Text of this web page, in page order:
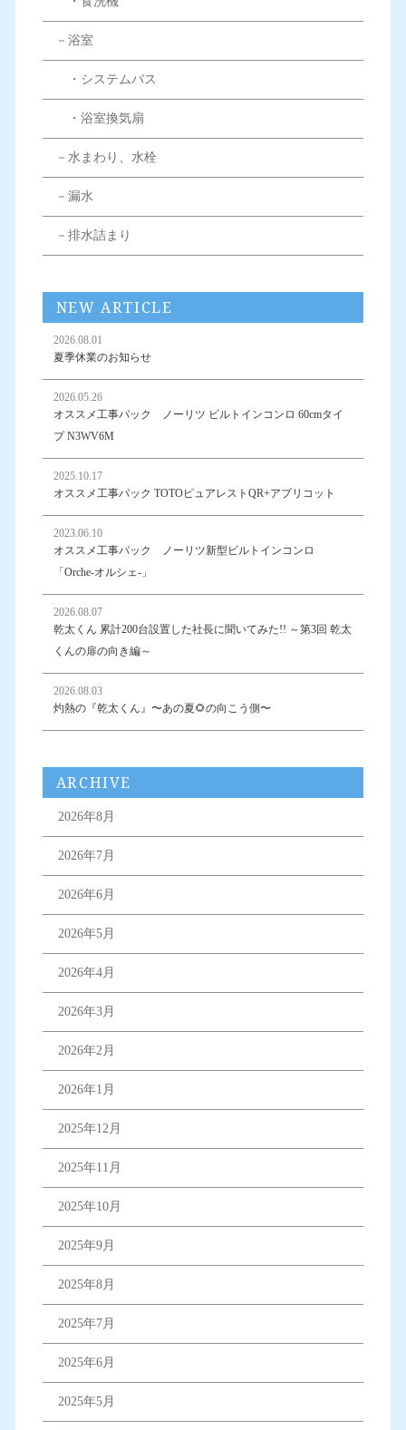
－浴室
・システムバス
・浴室換気扇
－水まわり、水栓
－漏水
－排水詰まり
NEW ARTICLE
2026.08.01
夏季休業のお知らせ
2026.05.26
オススメ工事パック ノーリツ ビルトインコンロ 60cmタイ
プ N3WV6M
2025.10.17
オススメ工事パック TOTOピュアレストQR+アプリコット
2023.06.10
オススメ工事パック ノーリツ新型ビルトインコンロ
「Orche-オルシェ-」
2026.08.07
乾太くん 累計200台設置した社長に聞いてみた!! ～第3回 乾太
くんの扉の向き編～
2026.08.03
灼熱の『乾太くん』〜あの夏🌻の向こう側〜
ARCHIVE
2026年8月
2026年7月
2026年6月
2026年5月
2026年4月
2026年3月
2026年2月
2026年1月
2025年12月
2025年11月
2025年10月
2025年9月
2025年8月
2025年7月
2025年6月
2025年5月